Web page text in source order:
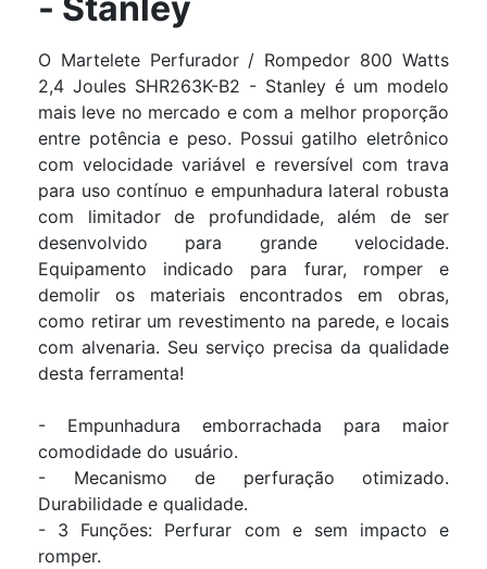
O Martelete Perfurador / Rompedor 800 Watts
2,4 Joules SHR263K-B2 - Stanley é um modelo
mais leve no mercado e com a melhor proporção
entre potência e peso. Possui gatilho eletrônico
com velocidade variável e reversível com trava
para uso contínuo e empunhadura lateral robusta
com limitador de profundidade, além de ser
desenvolvido para grande velocidade.
Equipamento indicado para furar, romper e
demolir os materiais encontrados em obras,
como retirar um revestimento na parede, e locais
com alvenaria. Seu serviço precisa da qualidade
desta ferramenta!
- Empunhadura emborrachada para maior
comodidade do usuário.
- Mecanismo de perfuração otimizado.
Durabilidade e qualidade.
- 3 Funções: Perfurar com e sem impacto e
romper.